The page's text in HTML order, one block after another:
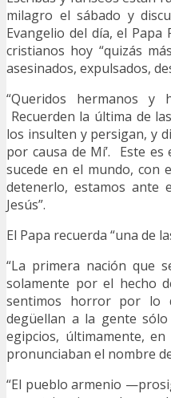
milagro el sábado y
Evangelio del día, el
cristianos hoy “quizás
asesinados, expulsados,
“Queridos hermanos y
Recuerden la última de
los insulten y persigan, y
por causa de Mí’. Este
sucede en el mundo, con
detenerlo, estamos
Jesús”.
El Papa recuerda “una de
“La primera nación que
solamente por el hecho
sentimos horror por lo
degüellan a la gente
egipcios, últimamente,
pronunciaban el nombre de
“El pueblo armenio